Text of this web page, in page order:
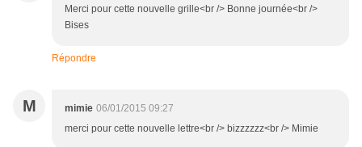
Merci pour cette nouvelle grille<br /> Bonne journée<br />
Bises
Répondre
M mimie 06/01/2015 09:27
merci pour cette nouvelle lettre<br /> bizzzzzz<br /> Mimie